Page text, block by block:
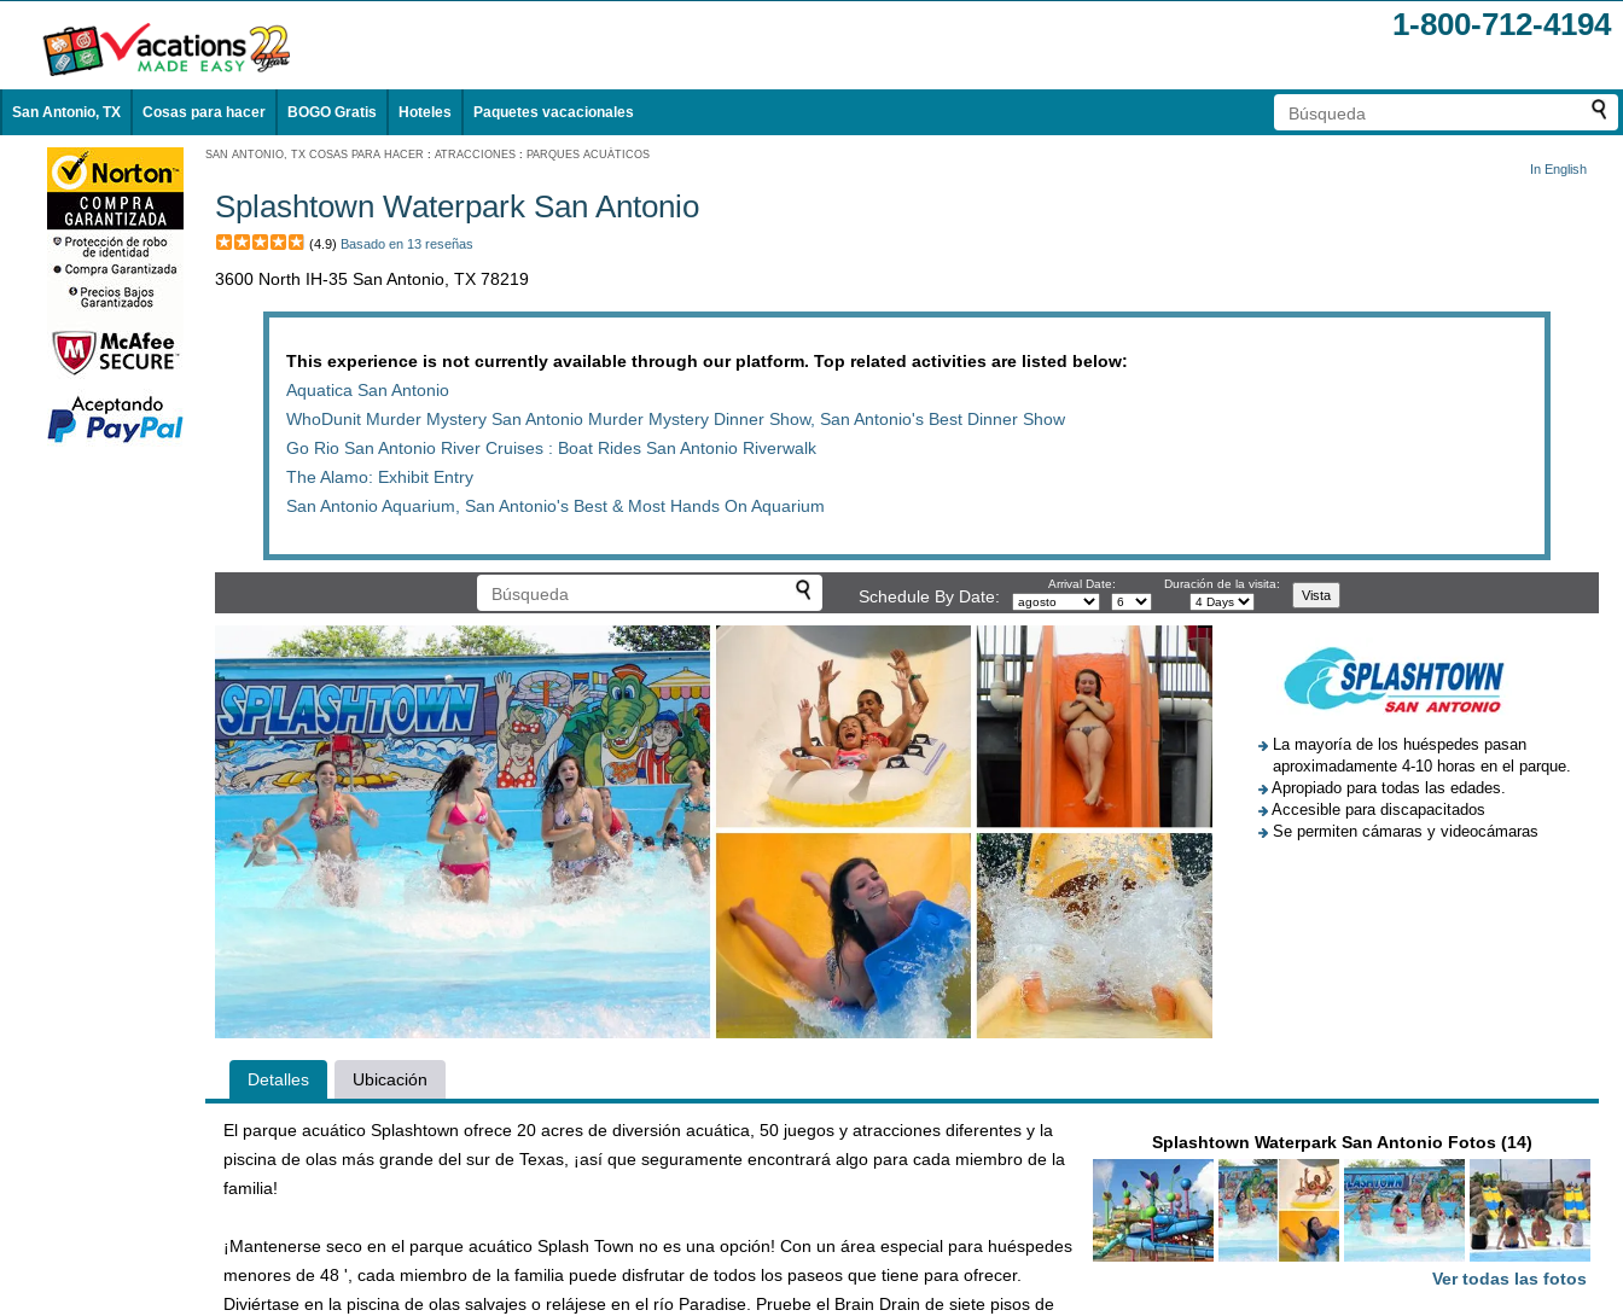
1-800-712-4194
San Antonio, TX Cosas para hacer BOGO Gratis Hoteles Paquetes vacacionales
SAN ANTONIO, TX COSAS PARA HACER : ATRACCIONES : PARQUES ACUÁTICOS
In English
Splashtown Waterpark San Antonio
(4.9) Basado en 13 reseñas
3600 North IH-35 San Antonio, TX 78219
This experience is not currently available through our platform. Top related activities are listed below:
Aquatica San Antonio
WhoDunit Murder Mystery San Antonio Murder Mystery Dinner Show, San Antonio's Best Dinner Show
Go Rio San Antonio River Cruises : Boat Rides San Antonio Riverwalk
The Alamo: Exhibit Entry
San Antonio Aquarium, San Antonio's Best & Most Hands On Aquarium
Schedule By Date:
Arrival Date: Duración de la visita:
La mayoría de los huéspedes pasan
aproximadamente 4-10 horas en el parque.
Apropiado para todas las edades.
Accesible para discapacitados
Se permiten cámaras y videocámaras
Detalles Ubicación
Splashtown Waterpark San Antonio Fotos (14)
Ver todas las fotos
El parque acuático Splashtown ofrece 20 acres de diversión acuática, 50 juegos y atracciones diferentes y la
piscina de olas más grande del sur de Texas, ¡así que seguramente encontrará algo para cada miembro de la
familia!
¡Mantenerse seco en el parque acuático Splash Town no es una opción! Con un área especial para huéspedes
menores de 48 ', cada miembro de la familia puede disfrutar de todos los paseos que tiene para ofrecer.
Diviértase en la piscina de olas salvajes o relájese en el río Paradise. Pruebe el Brain Drain de siete pisos de